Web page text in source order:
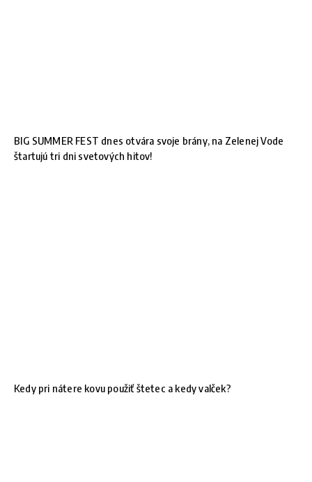
BIG SUMMER FEST dnes otvára svoje brány, na Zelenej Vode
štartujú tri dni svetových hitov!
Kedy pri nátere kovu použiť štetec a kedy valček?